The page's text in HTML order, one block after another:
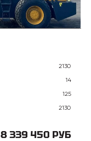
2130
14
125
2130
8 339 450 РУБ